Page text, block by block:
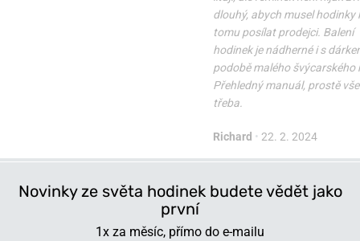
dlouhý, abych musel hodinky
tomu posílat prodejci. Balení
hodinek je nádherné i s
podobě malého švýcarského
Přehledný manuál, prostě
třeba.
Richard • 22. 2. 2024
Novinky ze světa hodinek budete vědět jako
první
1x za měsíc, přímo do e-mailu